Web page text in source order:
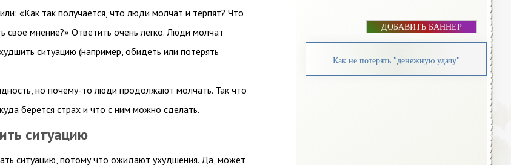
«Как так получается, что люди молчат и терпят? Что
свое мнение?» Ответить очень легко. Люди молчат
ситуацию (например, обидеть или потерять
но почему-то люди продолжают молчать. Так что
берется страх и что с ним можно сделать.
ситуацию
ситуацию, потому что ожидают ухудшения. Да, может
ДОБАВИТЬ БАННЕР
Как не потерять "денежную удачу"